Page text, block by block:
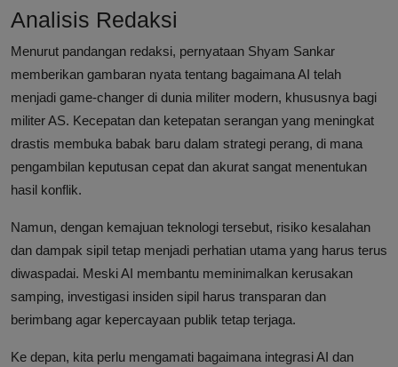
Analisis Redaksi
Menurut pandangan redaksi, pernyataan Shyam Sankar
memberikan gambaran nyata tentang bagaimana AI telah
menjadi game-changer di dunia militer modern, khususnya bagi
militer AS. Kecepatan dan ketepatan serangan yang meningkat
drastis membuka babak baru dalam strategi perang, di mana
pengambilan keputusan cepat dan akurat sangat menentukan
hasil konflik.
Namun, dengan kemajuan teknologi tersebut, risiko kesalahan
dan dampak sipil tetap menjadi perhatian utama yang harus terus
diwaspadai. Meski AI membantu meminimalkan kerusakan
samping, investigasi insiden sipil harus transparan dan
berimbang agar kepercayaan publik tetap terjaga.
Ke depan, kita perlu mengamati bagaimana integrasi AI dan